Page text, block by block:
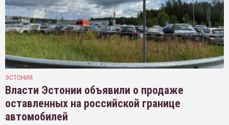
ЭСТОНИЯ
Власти Эстонии объявили о продаже
оставленных на российской границе
автомобилей